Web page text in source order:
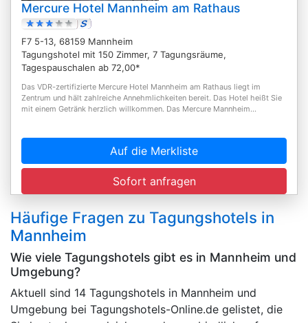
Mercure Hotel Mannheim am Rathaus
F7 5-13, 68159 Mannheim
Tagungshotel mit 150 Zimmer, 7 Tagungsräume,
Tagespauschalen ab 72,00*
Das VDR-zertifizierte Mercure Hotel Mannheim am Rathaus liegt im
Zentrum und hält zahlreiche Annehmlichkeiten bereit. Das Hotel heißt Sie
mit einem Getränk herzlich willkommen. Das Mercure Mannheim...
Auf die Merkliste
Sofort anfragen
Häufige Fragen zu Tagungshotels in
Mannheim
Wie viele Tagungshotels gibt es in Mannheim und
Umgebung?
Aktuell sind 14 Tagungshotels in Mannheim und
Umgebung bei Tagungshotels-Online.de gelistet, die